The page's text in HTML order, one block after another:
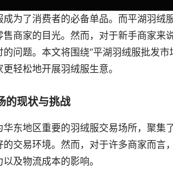
为了消费者的必备单品。而平湖羽绒
商家的目光。然而，对于新手商家来
问题。本文将围绕“平湖羽绒服批发
轻松地开展羽绒服生意。
的现状与挑战
东地区重要的羽绒服交易场所，聚集
交易环境。然而，对于许多商家而言
及物流成本的影响。